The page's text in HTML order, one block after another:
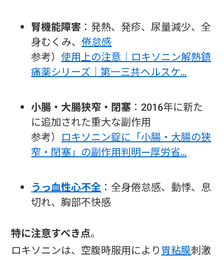
腎機能障害 ：発熱、発疹、尿量減少、全
身むくみ、倦怠感
参考）使用上の注意｜ロキソニン解熱鎮
痛薬シリーズ｜第一三共ヘルスケ…
小腸・大腸狭窄・閉塞 ：2016年に新た
に追加された重大な副作用
参考） ロキソニン錠に「小腸・大腸の狭
窄・閉塞」の副作用判明—厚労省…
うっ血性心不全 ：全身倦怠感、動悸、息
切れ、胸部不快感
特に注意すべき点。
ロキソニンは、空腹時服用により 胃粘膜刺激